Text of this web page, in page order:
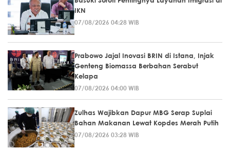
IKN
07/08/2026 04:28 WIB
Prabowo Jajal Inovasi BRIN di Istana, Injak
Genteng Biomassa Berbahan Serabut
Kelapa
07/08/2026 04:00 WIB
Zulhas Wajibkan Dapur MBG Serap Suplai
Bahan Makanan Lewat Kopdes Merah Putih
07/08/2026 03:28 WIB